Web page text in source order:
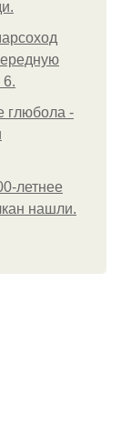
глюбола -
летнее
нашли.